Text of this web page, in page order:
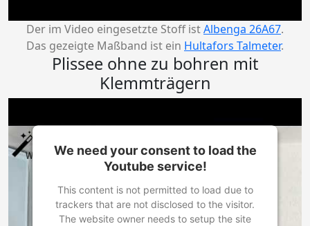
Der im Video eingesetzte Stoff istAlbenga 26A67.
Das gezeigte Maßband ist ein Hultafors Talmeter.
Plissee ohne zu bohren mit
Klemmträgern
We need your consent to load the
Youtube service!
This content is not permitted to load due to
trackers that are not disclosed to the visitor.
The website owner needs to setup the site